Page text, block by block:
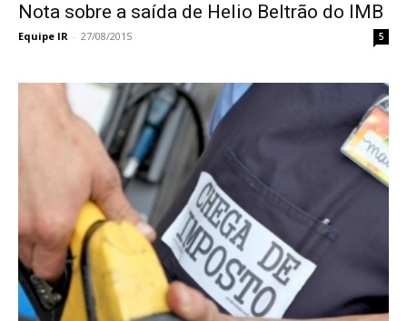
Nota sobre a saída de Helio Beltrão do IMB
Equipe IR - 27/08/2015 5